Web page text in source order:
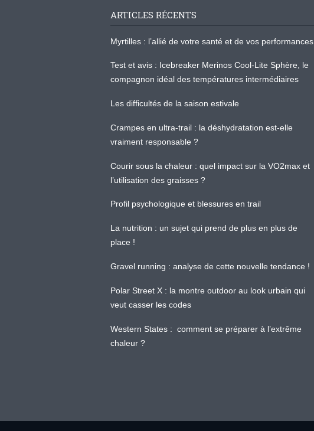
ARTICLES RÉCENTS
Myrtilles : l’allié de votre santé et de vos performances
Test et avis : Icebreaker Merinos Cool-Lite Sphère, le
compagnon idéal des températures intermédiaires
Les difficultés de la saison estivale
Crampes en ultra-trail : la déshydratation est-elle
vraiment responsable ?
Courir sous la chaleur : quel impact sur la VO2max et
l’utilisation des graisses ?
Profil psychologique et blessures en trail
La nutrition : un sujet qui prend de plus en plus de
place !
Gravel running : analyse de cette nouvelle tendance !
Polar Street X : la montre outdoor au look urbain qui
veut casser les codes
Western States : comment se préparer à l’extrême
chaleur ?